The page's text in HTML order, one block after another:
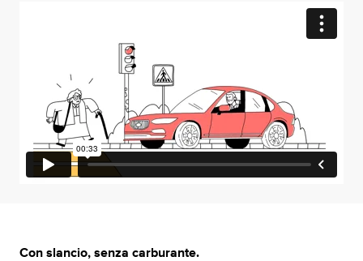
Con slancio, senza carburante.